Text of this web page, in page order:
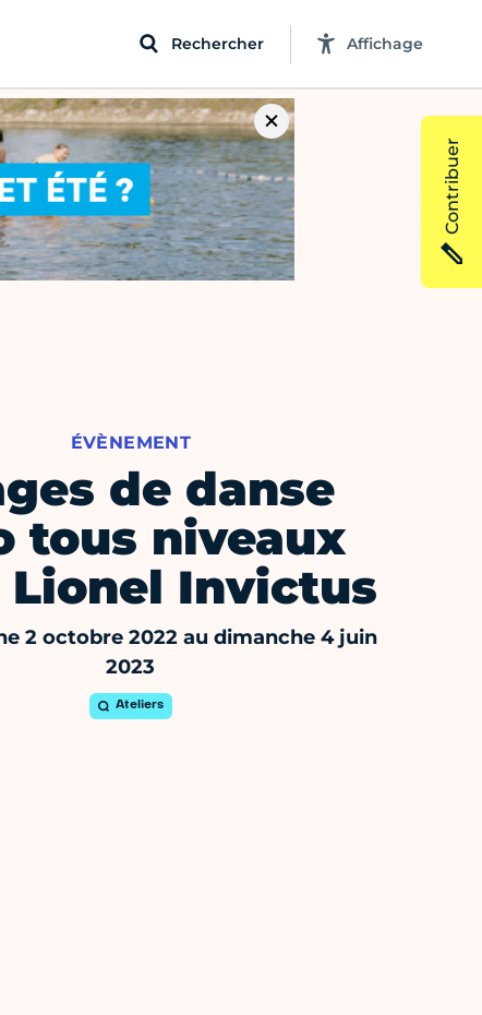
Rechercher Affichage
ÉVÈNEMENT
de danse
tous niveaux
Lionel Invictus
2 octobre 2022 au dimanche 4 juin
2023
Ateliers
Contribuer